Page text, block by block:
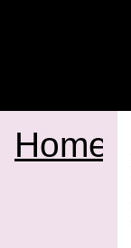
Home